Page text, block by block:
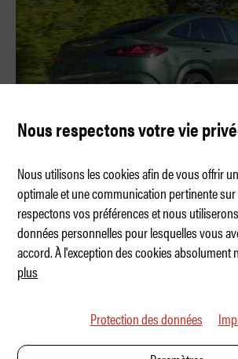
Le V8 est bien vivant !
Nous respectons votre vie
Nous utilisons les cookies afin de vous offrir
optimale et une communication pertinente
respectons vos préférences et nous
données personnelles pour lesquelles vous
accord. À l'exception des cookies absolument
plus
Protection des données